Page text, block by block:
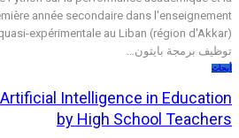
année secondaire dans l'enseignement
توظيف برمجة بايثون…
أبحاث
Intelligence in Education
by High School Teachers